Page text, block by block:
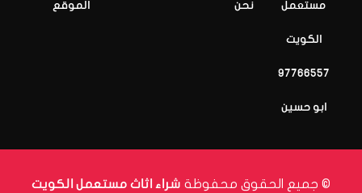
مستعمل
الكويت
97766557
ابو حسين
نحن الموقع
© جميع الحقوق محفوظة شراء اثاث مستعمل الكويت